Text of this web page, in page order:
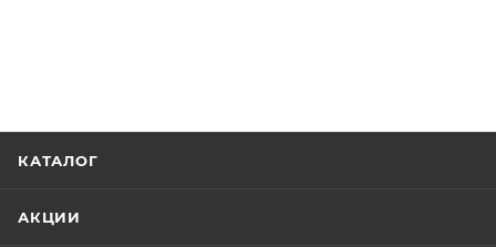
КАТАЛОГ
АКЦИИ